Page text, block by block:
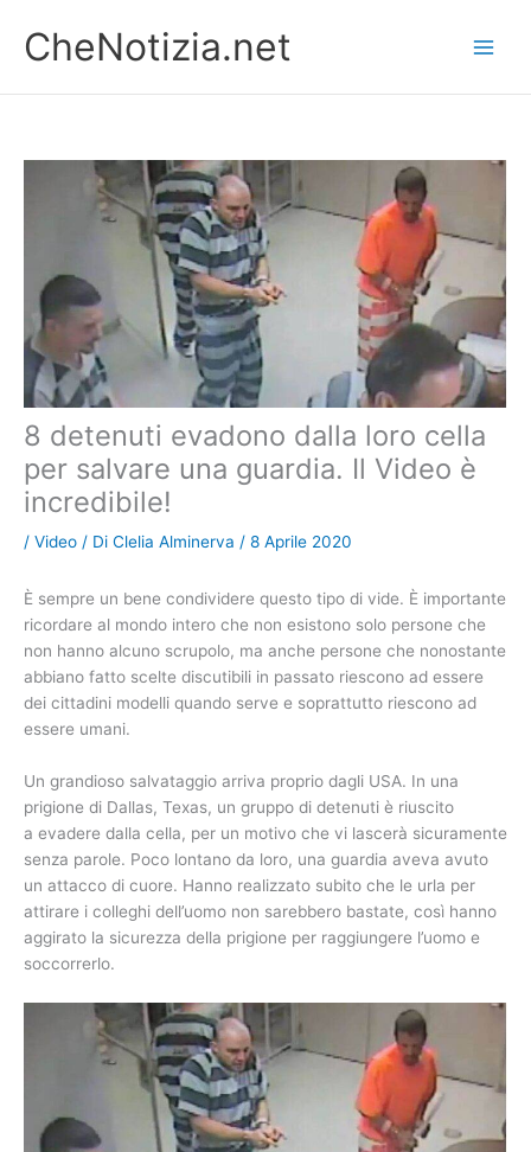
contenuto
CheNotizia.net
8 detenuti evadono dalla loro cella
per salvare una guardia. Il Video è
incredibile!
/ Video / Di Clelia Alminerva / 8 Aprile 2020
È sempre un bene condividere questo tipo di vide. È importante
ricordare al mondo intero che non esistono solo persone che
non hanno alcuno scrupolo, ma anche persone che nonostante
abbiano fatto scelte discutibili in passato riescono ad essere
dei cittadini modelli quando serve e soprattutto riescono ad
essere umani.
Un grandioso salvataggio arriva proprio dagli USA. In una
prigione di Dallas, Texas, un gruppo di detenuti è riuscito
a evadere dalla cella, per un motivo che vi lascerà sicuramente
senza parole. Poco lontano da loro, una guardia aveva avuto
un attacco di cuore. Hanno realizzato subito che le urla per
attirare i colleghi dell’uomo non sarebbero bastate, così hanno
aggirato la sicurezza della prigione per raggiungere l’uomo e
soccorrerlo.